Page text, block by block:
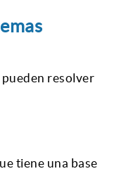
pueden resolver
tiene una base